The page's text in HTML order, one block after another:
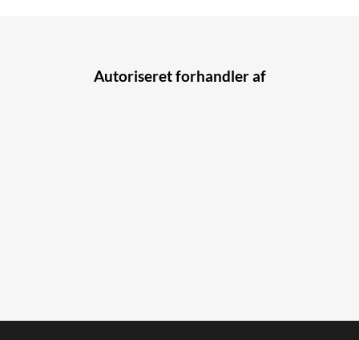
Autoriseret forhandler af